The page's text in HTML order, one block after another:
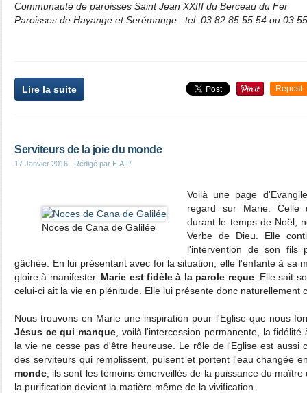
Communauté de paroisses Saint Jean XXIII du Berceau du Fer
Paroisses de Hayange et Serémange : tel. 03 82 85 55 54 ou 03
Lire la suite Repost
Serviteurs de la joie du monde
17 Janvier 2016 , Rédigé par E.A.P
Noces de Cana de Galilée
Voilà une page
regard sur Marie. Celle
durant le temps de Noël,
Verbe de Dieu. Elle
l'intervention de son
gâchée. En lui présentant avec foi la situation, elle l'enfante à sa
gloire à manifester. Marie est fidèle à la parole reçue. Elle sait
celui-ci ait la vie en plénitude. Elle lui présente donc naturellement
Nous trouvons en Marie une inspiration pour l'Eglise que nous
Jésus ce qui manque , voilà l'intercession permanente, la
la vie ne cesse pas d'être heureuse. Le rôle de l'Eglise est aussi
des serviteurs qui remplissent, puisent et portent l'eau changée
monde , ils sont les témoins émerveillés de la puissance du
la purification devient la matière même de la vivification.